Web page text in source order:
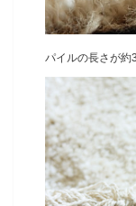
パイルの長さが約